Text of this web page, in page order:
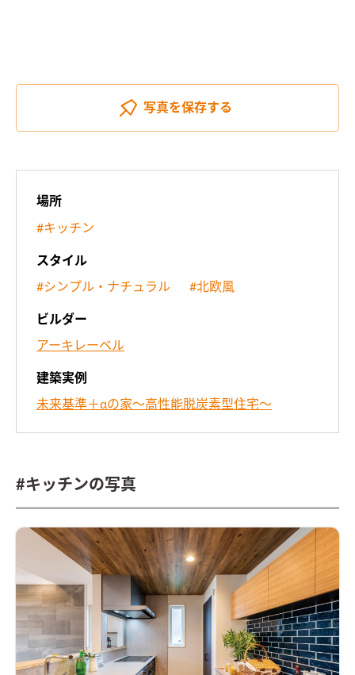
写真を保存する
場所
#キッチン
スタイル
#シンプル・ナチュラル #北欧風
ビルダー
アーキレーベル
建築実例
未来基準＋αの家～高性能脱炭素型住宅～
#キッチンの写真